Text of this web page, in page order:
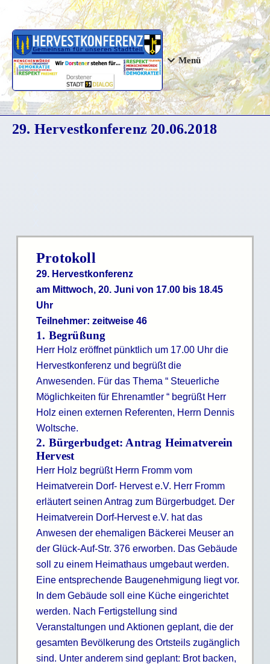
Menü
29. Hervestkonferenz 20.06.2018
Protokoll
29. Hervestkonferenz
am Mittwoch, 20. Juni von 17.00 bis 18.45
Uhr
Teilnehmer: zeitweise 46
1. Begrüßung
Herr Holz eröffnet pünktlich um 17.00 Uhr die
Hervestkonferenz und begrüßt die
Anwesenden. Für das Thema “ Steuerliche
Möglichkeiten für Ehrenamtler “ begrüßt Herr
Holz einen externen Referenten, Herrn Dennis
Woltsche.
2. Bürgerbudget: Antrag Heimatverein
Hervest
Herr Holz begrüßt Herrn Fromm vom
Heimatverein Dorf- Hervest e.V. Herr Fromm
erläutert seinen Antrag zum Bürgerbudget. Der
Heimatverein Dorf-Hervest e.V. hat das
Anwesen der ehemaligen Bäckerei Meuser an
der Glück-Auf-Str. 376 erworben. Das Gebäude
soll zu einem Heimathaus umgebaut werden.
Eine entsprechende Baugenehmigung liegt vor.
In dem Gebäude soll eine Küche eingerichtet
werden. Nach Fertigstellung sind
Veranstaltungen und Aktionen geplant, die der
gesamten Bevölkerung des Ortsteils zugänglich
sind. Unter anderem sind geplant: Brot backen,